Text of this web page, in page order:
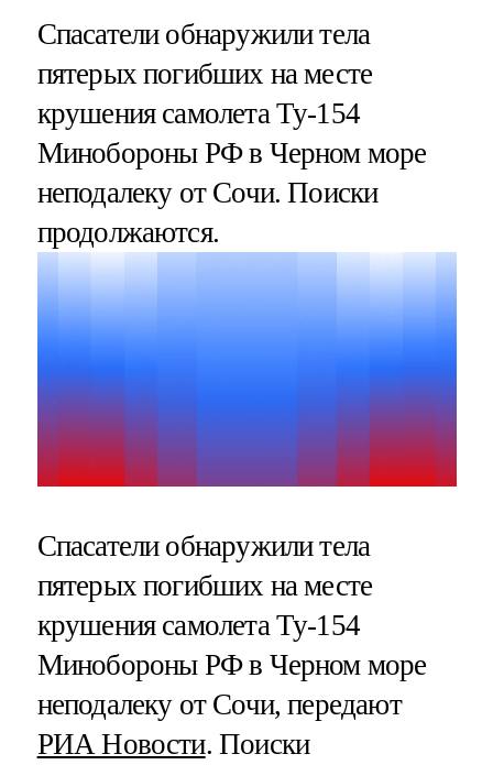
Спасатели обнаружили тела
пятерых погибших на месте
крушения самолета Ту-154
Минобороны РФ в Черном море
неподалеку от Сочи. Поиски
продолжаются.
Спасатели обнаружили тела
пятерых погибших на месте
крушения самолета Ту-154
Минобороны РФ в Черном море
неподалеку от Сочи, передают
РИА Новости. Поиски